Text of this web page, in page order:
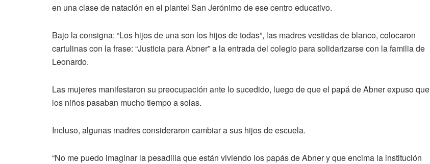
en una clase de natación en el plantel San Jerónimo de ese centro educativo.
Bajo la consigna: “Los hijos de una son los hijos de todas”, las madres vestidas de blanco, colocaron
cartulinas con la frase: “Justicia para Abner” a la entrada del colegio para solidarizarse con la familia de
Leonardo.
Las mujeres manifestaron su preocupación ante lo sucedido, luego de que el papá de Abner expuso que
los niños pasaban mucho tiempo a solas.
Incluso, algunas madres consideraron cambiar a sus hijos de escuela.
“No me puedo imaginar la pesadilla que están viviendo los papás de Abner y que encima la institución